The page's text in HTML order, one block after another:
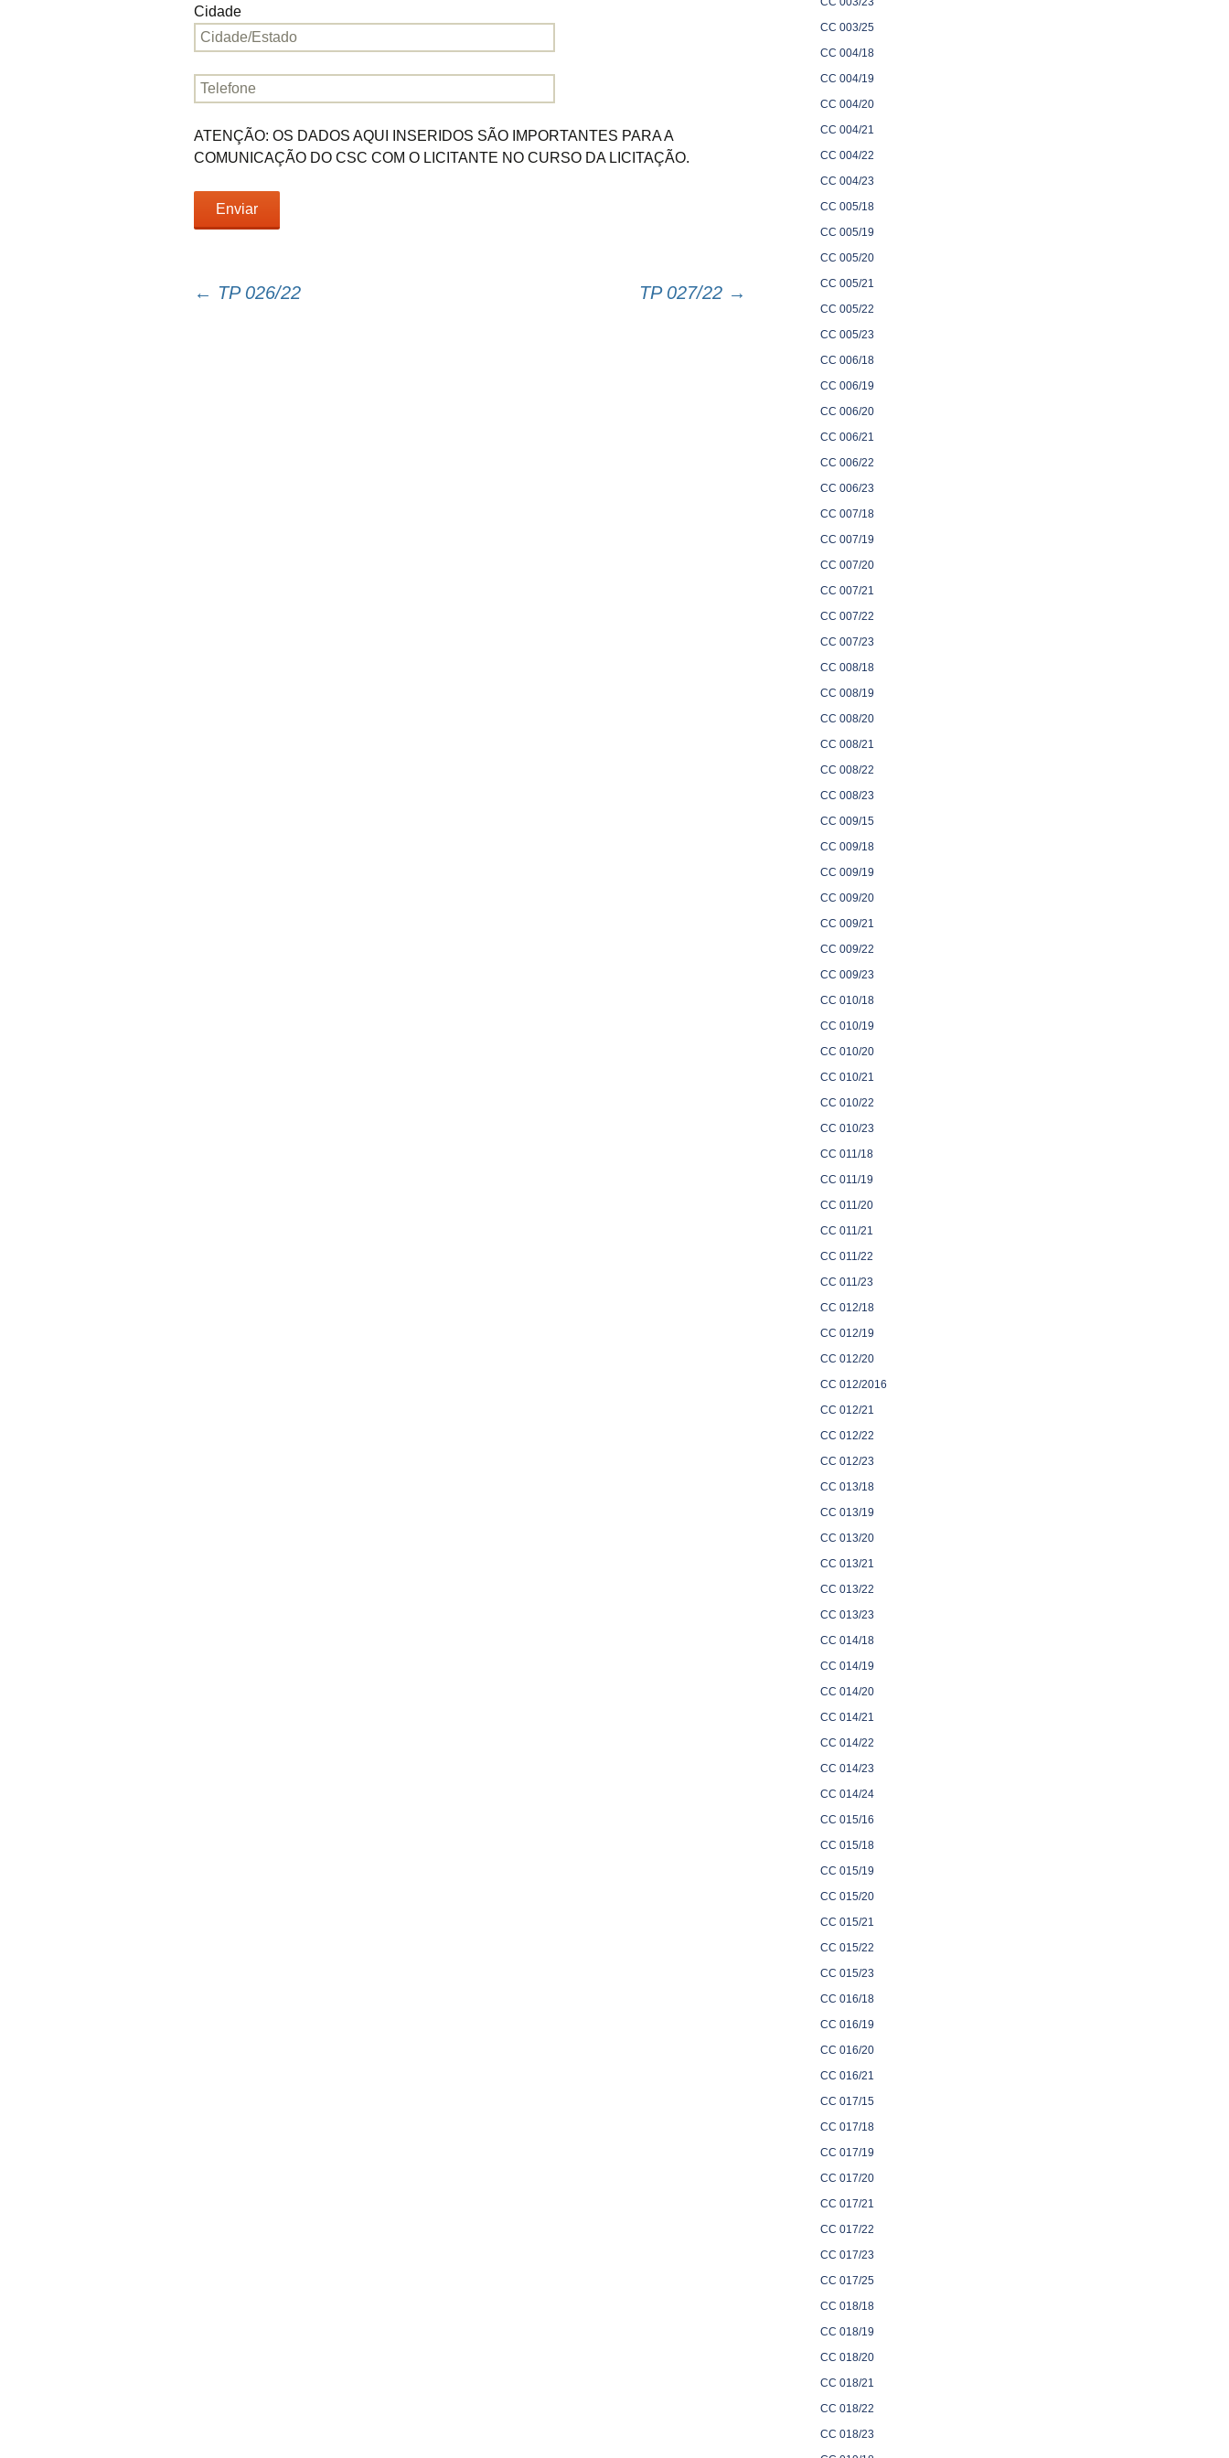
Cidade
ATENÇÃO: OS DADOS AQUI INSERIDOS SÃO IMPORTANTES PARA A
COMUNICAÇÃO DO CSC COM O LICITANTE NO CURSO DA LICITAÇÃO.
← TP 026/22 TP 027/22 →
CC 003/25
CC 004/18
CC 004/19
CC 004/20
CC 004/21
CC 004/22
CC 004/23
CC 005/18
CC 005/19
CC 005/20
CC 005/21
CC 005/22
CC 005/23
CC 006/18
CC 006/19
CC 006/20
CC 006/21
CC 006/22
CC 006/23
CC 007/18
CC 007/19
CC 007/20
CC 007/21
CC 007/22
CC 007/23
CC 008/18
CC 008/19
CC 008/20
CC 008/21
CC 008/22
CC 008/23
CC 009/15
CC 009/18
CC 009/19
CC 009/20
CC 009/21
CC 009/22
CC 009/23
CC 010/18
CC 010/19
CC 010/20
CC 010/21
CC 010/22
CC 010/23
CC 011/18
CC 011/19
CC 011/20
CC 011/21
CC 011/22
CC 011/23
CC 012/18
CC 012/19
CC 012/20
CC 012/2016
CC 012/21
CC 012/22
CC 012/23
CC 013/18
CC 013/19
CC 013/20
CC 013/21
CC 013/22
CC 013/23
CC 014/18
CC 014/19
CC 014/20
CC 014/21
CC 014/22
CC 014/23
CC 014/24
CC 015/16
CC 015/18
CC 015/19
CC 015/20
CC 015/21
CC 015/22
CC 015/23
CC 016/18
CC 016/19
CC 016/20
CC 016/21
CC 017/15
CC 017/18
CC 017/19
CC 017/20
CC 017/21
CC 017/22
CC 017/23
CC 017/25
CC 018/18
CC 018/19
CC 018/20
CC 018/21
CC 018/22
CC 018/23